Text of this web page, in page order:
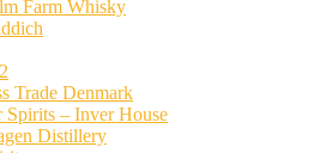
Farm Whisky
Trade Denmark
Spirits – Inver House
Distillery